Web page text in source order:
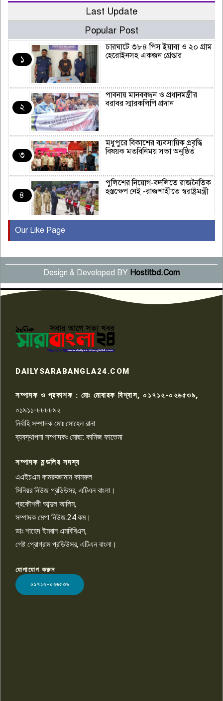
Last Update
Popular Post
১
চারঘাটে ৩৮৪ পিস ইয়াবা ও ২০ গ্রাম
হেরোইনসহ একজন গ্রেপ্তার
২
পাবনায় মানববন্ধন ও প্রধানমন্ত্রীর
বরাবর স্মারকলিপি প্রদান
৩
মধুপুরে বিকাশের ব্যবসায়িক প্রবৃদ্ধি
বিষয়ক মতবিনিময় সভা অনুষ্ঠিত
৪
পুলিশের নিয়োগ-বদলিতে রাজনৈতিক
হস্তক্ষেপ নেই -রাজশাহীতে স্বরাষ্ট্রমন্ত্রী
৫
বছর পূর্তি উদযাপন
৬
সংবাদ সম্মেলনে অভিযোগ অস্বীকার
উদ্দেশ্য প্রণোদিত সংবাদ প্রকাশের
প্রতিবাদ নাজির হাসানের
৭
কেটে ঘরে ঢুকে স্কুল শিক্ষিকাকে হত্যা
টয়লেটের ট্যাংকি থেকে লাশ উদ্ধার
রাজশাহীতে সন্ত্রাসী হামলায় গুরুতর
চাঁদাবাজি ও হয়রানির অভিযোগ
১০
Our Like Page
Design & Developed BY Hostitbd.Com
LOGO
DAILYSARABANGLA24.COM
সম্পাদক ও প্রকাশক : মোঃ মোবারক বিশ্বাস, ০১৭১২-০২৬৫৩৯,
০১৯১১-৮৮৮৮৯২
নির্বাহি সম্পাদক মোঃ সোহেল রানা
ব্যবস্থাপনা সম্পাদকঃ মোছা: কানিজ ফাতেমা
সম্পাদক মন্ডলির সদস্য
এএইচএম কামরুজ্জামান কামরুল
সিনিয়র নিউজ প্রডিউসর, এটিএন বাংলা।
প্রকৌশলী আব্দুল আলিম,
সম্পাদক মেগা নিউজ.24.কম।
ডাঃ শাহেদ ইমরান এমবিবিএস,
গেষ্ট প্রোগ্রাম প্রডিউসর, এটিএন বাংলা।
যোগাযোগ করুন
০১৭১২-০২৬৫৩৯